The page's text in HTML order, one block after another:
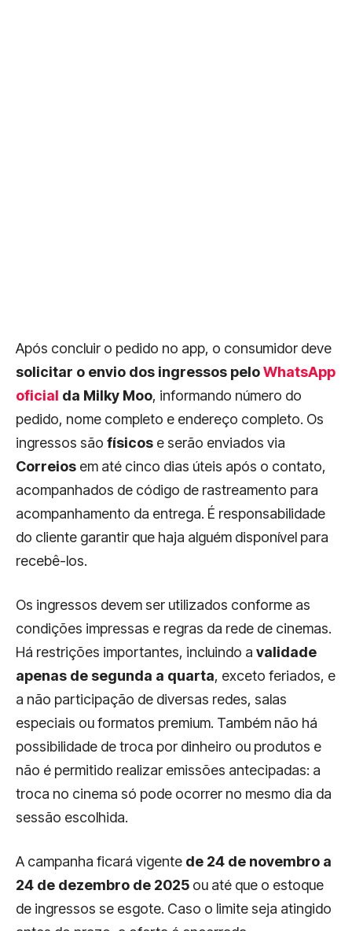
Após concluir o pedido no app, o consumidor deve
solicitar o envio dos ingressos peloWhatsApp
oficial da Milky Moo, informando número do
pedido, nome completo e endereço completo. Os
ingressos são físicos e serão enviados via
Correios em até cinco dias úteis após o contato,
acompanhados de código de rastreamento para
acompanhamento da entrega. É responsabilidade
do cliente garantir que haja alguém disponível para
recebê-los.
Os ingressos devem ser utilizados conforme as
condições impressas e regras da rede de cinemas.
Há restrições importantes, incluindo a validade
apenas de segunda a quarta, exceto feriados, e
a não participação de diversas redes, salas
especiais ou formatos premium. Também não há
possibilidade de troca por dinheiro ou produtos e
não é permitido realizar emissões antecipadas: a
troca no cinema só pode ocorrer no mesmo dia da
sessão escolhida.
A campanha ficará vigente de 24 de novembro a
24 de dezembro de 2025 ou até que o estoque
de ingressos se esgote. Caso o limite seja atingido